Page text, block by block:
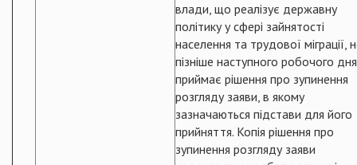
влади, що реалізує державну
політику у сфері зайнятості
населення та трудової міграції,
пізніше наступного робочого дня
приймає рішення про зупинення
розгляду заяви, в якому
зазначаються підстави для його
прийняття. Копія рішення про
зупинення розгляду заяви